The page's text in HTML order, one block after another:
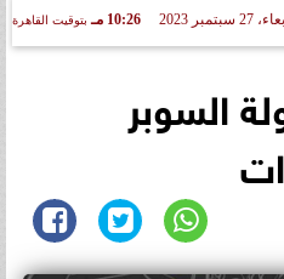
سبتمبر 2023 10:26 مـ بتوقيت القاهرة
السوبر